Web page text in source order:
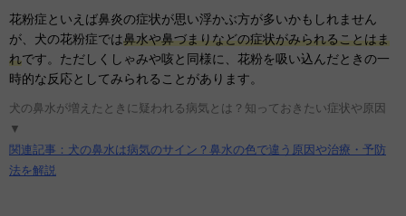
花粉症といえば鼻炎の症状が思い浮かぶ方が多いかもしれません
が、犬の花粉症では鼻水や鼻づまりなどの症状がみられることはま
れです。ただしくしゃみや咳と同様に、花粉を吸い込んだときの一
時的な反応としてみられることがあります。
犬の鼻水が増えたときに疑われる病気とは？知っておきたい症状や原因
▼
関連記事：犬の鼻水は病気のサイン？鼻水の色で違う原因や治療・予防
法を解説